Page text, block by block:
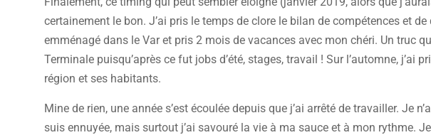
certainement le bon. J’ai pris le temps de clore le bilan de compétences et de
emménagé dans le Var et pris 2 mois de vacances avec mon chéri. Un truc
Terminale puisqu’après ce fut jobs d’été, stages, travail ! Sur l’automne, j’ai
région et ses habitants.
Mine de rien, une année s’est écoulée depuis que j’ai arrêté de travailler. Je
suis ennuyée, mais surtout j’ai savouré la vie à ma sauce et à mon rythme.